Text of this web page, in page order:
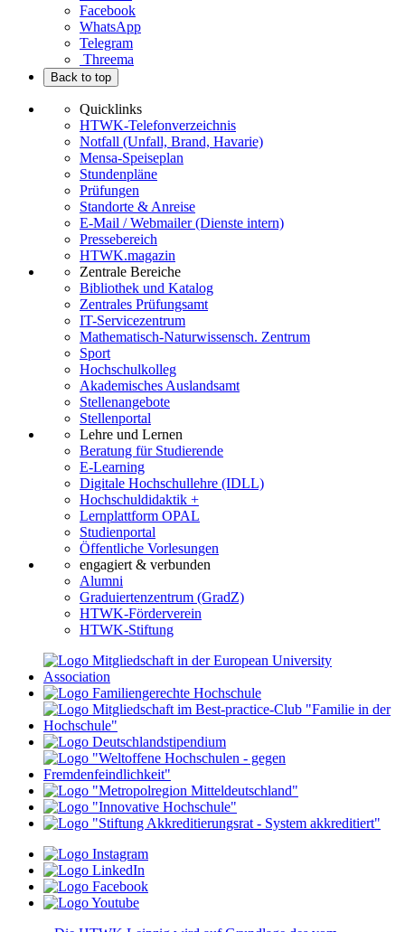
Facebook
WhatsApp
Telegram
Threema
Back to top
Quicklinks
HTWK-Telefonverzeichnis
Notfall (Unfall, Brand, Havarie)
Mensa-Speiseplan
Stundenpläne
Prüfungen
Standorte & Anreise
E-Mail / Webmailer (Dienste intern)
Pressebereich
HTWK.magazin
Zentrale Bereiche
Bibliothek und Katalog
Zentrales Prüfungsamt
IT-Servicezentrum
Mathematisch-Naturwissensch. Zentrum
Sport
Hochschulkolleg
Akademisches Auslandsamt
Stellenangebote
Stellenportal
Lehre und Lernen
Beratung für Studierende
E-Learning
Digitale Hochschullehre (IDLL)
Hochschuldidaktik +
Lernplattform OPAL
Studienportal
Öffentliche Vorlesungen
engagiert & verbunden
Alumni
Graduiertenzentrum (GradZ)
HTWK-Förderverein
HTWK-Stiftung